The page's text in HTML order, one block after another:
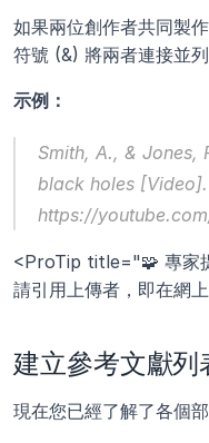
如果兩位創作者共同製
符號 (&) 將兩者連接並列
示例：
Smith, A., & Jones,
black holes [Video].
https://
<ProTip title="🧩 專家
請引用上傳者，即在網
建立參考文獻列
現在您已經了解了各個